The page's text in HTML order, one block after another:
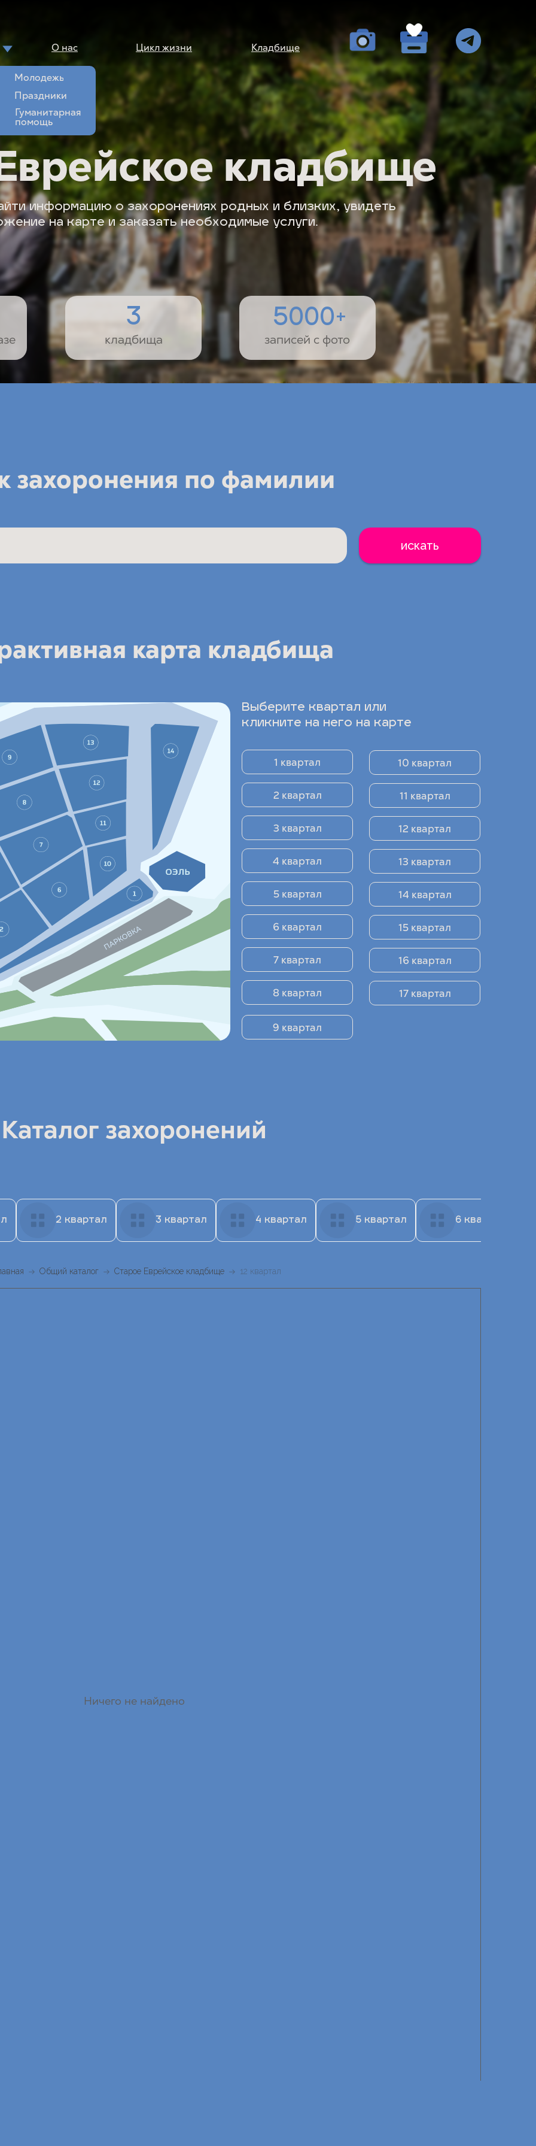
Кладбище
Цикл жизни
О нас
Поддержать
общину
Молодежь
Гуманитарная
помощь
Праздники
кладбище
информацию о захоронениях родных и близких, увидеть
на карте и заказать необходимые услуги.
5000+
записей с фото
3
кладбища
захоронения по фамилии
искать
карта кладбища
Выберите квартал или
кликните на него на карте
16 квартал
17 квартал
14 квартал
15 квартал
12 квартал
13 квартал
10 квартал
11 квартал
7 квартал
9 квартал
8 квартал
5 квартал
6 квартал
3 квартал
4 квартал
1 квартал
2 квартал
Каталог захоронений
2 квартал 3 квартал 4 квартал 5 квартал 6 квартал
Общий каталог Старое Еврейское кладбище 12 квартал
Ничего не найдено